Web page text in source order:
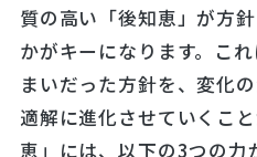
質の高い「後知恵」が方
かがキーになります。こ
まいだった方針を、変化
適解に進化させていくこ
恵」には、以下の3つの力